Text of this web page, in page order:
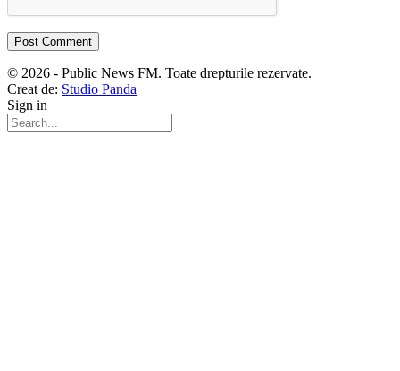
© 2026 - Public News FM. Toate drepturile rezervate.
Creat de: Studio Panda
Sign in